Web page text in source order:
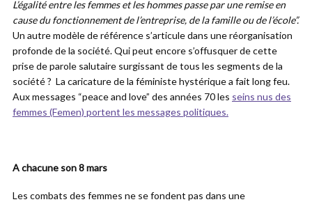
L’égalité entre les femmes et les hommes passe par une remise en
cause du fonctionnement de l’entreprise, de la famille ou de l’école”.
Un autre modèle de référence s’articule dans une réorganisation
profonde de la société. Qui peut encore s’offusquer de cette
prise de parole salutaire surgissant de tous les segments de la
société ? La caricature de la féministe hystérique a fait long feu.
Aux messages “peace and love” des années 70 les seins nus des
femmes (Femen) portent les messages politiques.
A chacune son 8 mars
Les combats des femmes ne se fondent pas dans une